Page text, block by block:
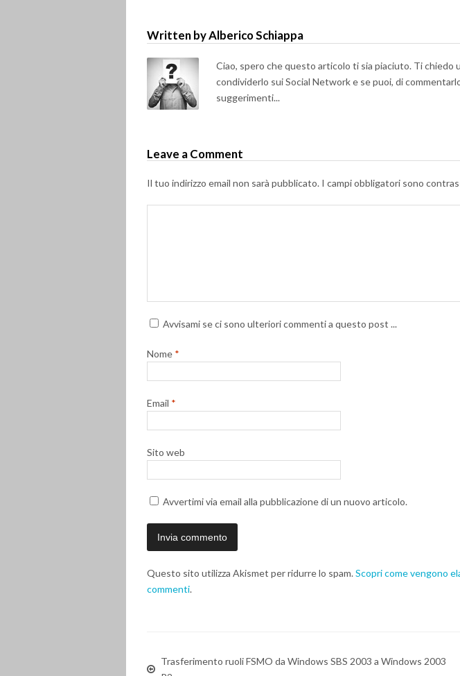
Written by Alberico Schiappa
Ciao, spero che questo articolo ti sia piaciuto. Ti chiedo
condividerlo sui Social Network e se puoi, di
suggerimenti...
Leave a Comment
Il tuo indirizzo email non sarà pubblicato. I campi obbligatori sono
Avvisami se ci sono ulteriori commenti a questo post ...
Nome *
Email *
Sito web
Avvertimi via email alla pubblicazione di un nuovo articolo.
Questo sito utilizza Akismet per ridurre lo spam.Scopri come vengono
commenti.
Trasferimento ruoli FSMO da Windows SBS 2003 a Windows 2003